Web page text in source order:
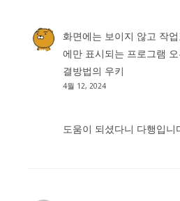
화면에는 보이지 않고 작
에만 표시되는 프로그램 오
결방법의 우키
4월 12, 2024
도움이 되셨다니 다행입니